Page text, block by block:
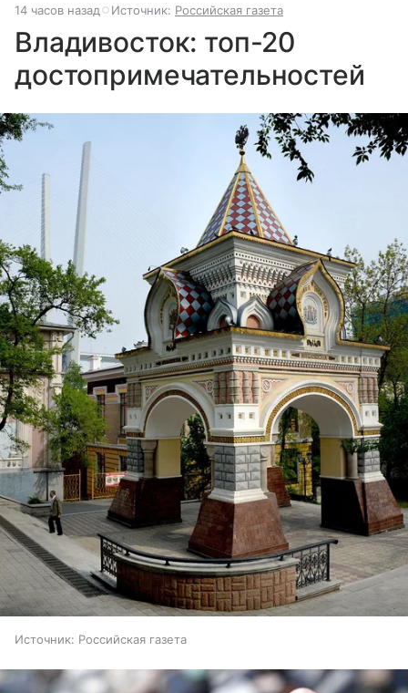
14 часов назад Источник: Российская газета
Владивосток: топ-20
достопримечательностей
Источник: Российская газета